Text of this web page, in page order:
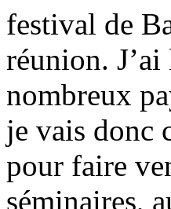
festival de
réunion.
nombreux
je vais donc
pour faire
séminaires,